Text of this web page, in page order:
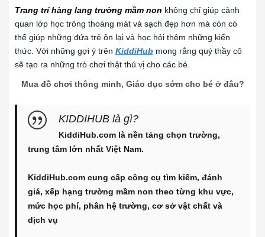
Trang trí hàng lang trường mầm non không chỉ giúp cảnh
quan lớp học trông thoáng mát và sạch đẹp hơn mà còn có
thể giúp những đứa trẻ ôn lại và học hỏi thêm những kiến
thức. Với những gợi ý trên KiddiHub mong rằng quý thầy cô
sẽ tạo ra những trò chơi thật thú vị cho các bé.
Mua đồ chơi thông minh, Giáo dục sớm cho bé ở đâu?
KIDDIHUB là gì?
KiddiHub.com là nền tảng chọn trường,
trung tâm lớn nhất Việt Nam.
KiddiHub.com cung cấp công cụ tìm kiếm, đánh
giá, xếp hạng trường mầm non theo từng khu vực,
mức học phí, phân hệ trường, cơ sở vật chất và
dịch vụ